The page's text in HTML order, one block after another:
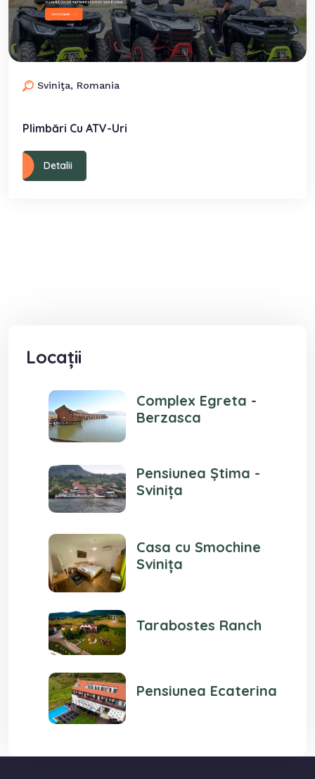
Sviniţa, Romania
Plimbări Cu ATV-Uri
Detalii
Locații
Complex Egreta -
Berzasca
Pensiunea Știma -
Svinița
Casa cu Smochine
Svinița
Tarabostes Ranch
Pensiunea Ecaterina